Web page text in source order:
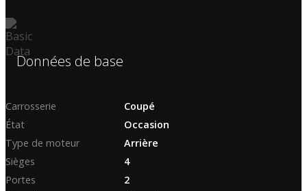
Données de base
Carrosserie
Coupé
État
Occasion
Type de moteur
Arrière
Sièges
4
Portes
2